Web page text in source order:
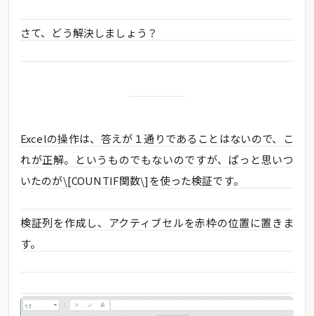
さて、どう解決しましょう？
Excelの操作は、答えが１通りであることはないので、こ
れが正解。というものでもないのですが、ぱっと思いつ
いたのが\[COUNTIF関数\]を使った検証です。
検証列を作成し、アクティブセルを赤枠の位置に置きま
す。